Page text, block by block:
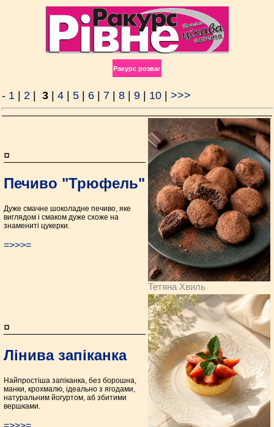
Ракурс розваг
- 1 2 3 4 5 6 7 8 9 10 >>>
¤
Печиво "Трюфель"
Дуже смачне шоколадне печиво, яке
виглядом і смаком дуже схоже на
знамениті цукерки.
=>>>=
Тетяна Хвиль
¤
Лінива запіканка
Найпростіша запіканка, без борошна,
манки, крохмалю, ідеально з ягодами,
натуральним йогуртом, аб збитими
вершками.